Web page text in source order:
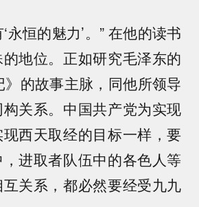
恒的魅力’。” 在他的读书
地位。正如研究毛泽东的
的故事主脉，同他所领导
关系。中国共产党为实现
西天取经的目标一样，要
进取者队伍中的各色人等
关系，都必然要经受九九